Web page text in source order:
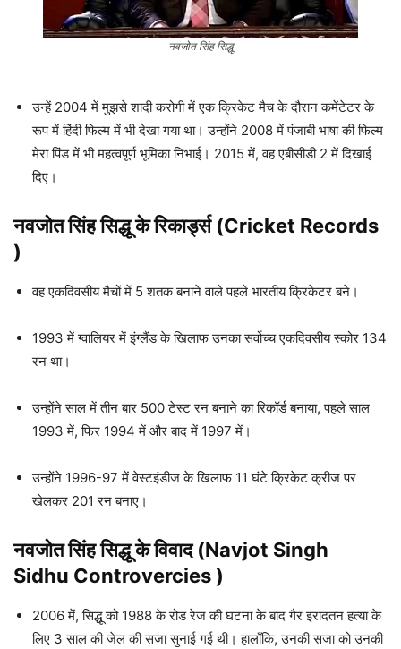
नवजोत सिंह सिद्धू
उन्हें 2004 में मुझसे शादी करोगी में एक क्रिकेट मैच के दौरान कमेंटेटर के
रूप में हिंदी फिल्म में भी देखा गया था। उन्होंने 2008 में पंजाबी भाषा की फिल्म
मेरा पिंड में भी महत्वपूर्ण भूमिका निभाई। 2015 में, वह एबीसीडी 2 में दिखाई
दिए।
नवजोत सिंह सिद्धूके रिकार्ड्स (Cricket Records
)
वह एकदिवसीय मैचों में 5 शतक बनाने वाले पहले भारतीय क्रिकेटर बने।
1993 में ग्वालियर में इंग्लैंड के खिलाफ उनका सर्वोच्च एकदिवसीय स्कोर 134
रन था।
उन्होंने साल में तीन बार 500 टेस्ट रन बनाने का रिकॉर्ड बनाया, पहले साल
1993 में, फिर 1994 में और बाद में 1997 में।
उन्होंने 1996-97 में वेस्टइंडीज के खिलाफ 11 घंटे क्रिकेट क्रीज पर
खेलकर 201 रन बनाए।
नवजोत सिंह सिद्धूके विवाद (Navjot Singh
Sidhu Controvercies )
2006 में, सिद्धू को 1988 के रोड रेज की घटना के बाद गैर इरादतन हत्या के
लिए 3 साल की जेल की सजा सुनाई गई थी। हालाँकि, उनकी सजा को उनकी